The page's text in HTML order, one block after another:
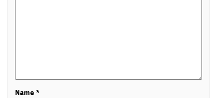
Name*